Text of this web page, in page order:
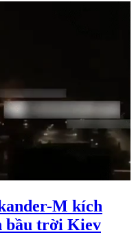
M kích
bầu trời Kiev